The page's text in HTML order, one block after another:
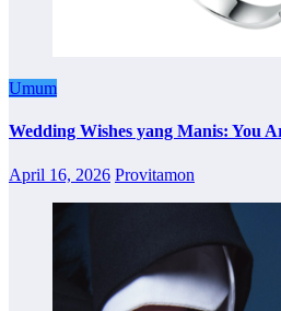
Umum
Wedding Wishes yang Manis: You
April 16, 2026 Provitamon